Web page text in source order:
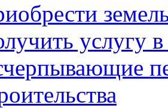
услугу в